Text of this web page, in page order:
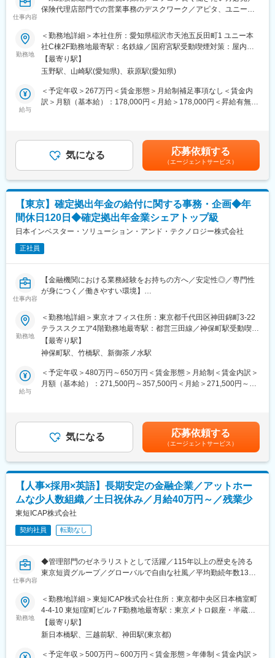
応を行います。実務を通じて、為替や金融の基礎知識が自然と身
につきます。
■業務の魅力
・FXや金融の知識を基礎から学べる
・未経験から専門性のある事務職を目指せる
・一人で抱え込まず、チームで対応できる安心感
■働く環境
業務部は20名体制で、男女比は5：5。20代から60代まで幅広い年
・チームで業務量を調整し、残業が発生しない体制
・マニュアル完備、先輩社員によるマンツーマン指導
・日報を通じて不明点をすぐに解消できる仕組み
■キャリアパス
入社後は事務・サポート業務を通じて金融知識を習得します。経
験を積むことで、対応範囲を広げたり、後輩育成に関わる役割も
担えます。
FX」を運営しています。お客様が安心して取引できる環境づくり
を大切にしています。
す。
変更の範囲：会社の定める業務
仕事内容
保険代理店部門での営業事務のデスクワーク／アピタ、ユニー、
【仕事内容】
金融サービス事業を展開する当社にて、保険代理店業務を支える
事務スタッフを募集します。配属先は保険業務センター。営業活
動ではなく、バックオフィスから事業を支えるデスクワーク中心
のポジションです。
入社後は研修を通じて、保険の基礎知識や業務の流れを一から学
＜主な業務内容＞
社内システムやExcelフォーマットへのデータ入力
契約手続きに関する各種事務サポート
【資格取得について】
入社後は保険に関する資格の取得が必要となりますが、会社とし
て学習面のバックアップ体制を整えています。
また、ファイナンシャルプランナー（FP）や証券外交員などの資
格取得にもチャレンジ可能。お金に関する専門知識が身につき、
日常生活や将来の資産形成にも役立てることができます。
【働きやすい環境】
お子様の急な体調不良や学校行事などにも、無理なくスケジュー
ル調整ができる職場です。
また、オフィス敷地内にはショッピングセンターがあり、業務後
に買い物を済ませることも可能。仕事と生活を両立しやすい環境
【正社員登用について】
年間（2021年～2024年）で8名の正社員登用実績があります。
正社員登用後は、管理職を目指すことも可能です。
変更の範囲：会社の定める業務
勤務地
＜勤務地詳細＞本社住所：愛知県稲沢市天池五反田町1 ユニー本
社C棟2F勤務地最寄駅：名鉄線／国府宮駅受動喫煙対策：屋内全
面禁煙変更の範囲：会社の定める事業所
【最寄り駅】
玉野駅、山崎駅(愛知県)、萩原駅(愛知県)
給与
＜予定年収＞267万円＜賃金形態＞月給制補足事項なし＜賃金内
訳＞月額（基本給）：178,000円＜月給＞178,000円＜昇給有無＞
を通じて上下する可能性があります。月給(月額)は固定手当を含め
た表記です。気になる 応募依頼する
（エージェントサービス）
【東京】確定拠出年金の給付に関する事務・企画◆年
間休日120日◆確定拠出年金業シェアトップ級
日本インベスター・ソリューション・アンド・テクノロジー株式会社
正社員
仕事内容
【金融機関における業務経験をお持ちの方へ／安定性◎／専門性
が身につく／働きやすい環境】
■業務内容
確定拠出年金の給付に関する事務・企画をご担当いただきます。
◇事務
お客さまからの給付金の請求に対して、以下の対応を行います。
（1）支給要件に該当することの確認（これを年金の「裁定」とい
います）
改正や作業手順変更時の教育
※入社後は（1）～（3）を通じて業務を習得していただき、将来
的には（4）の業務とともに、次の企画業務も担っていただきま
◇企画
事務効率化・堅確化・サービス向上のため、以下を行います。
・業務で使用しているシステム、ツール等の改善
・上記改善案件の推進と進捗管理、業務要件定義書の作成、会議
体への付議等
・事務マニュアル整備やお客様向け案内文書及び帳票の改訂
・事務やシステムに変更が発生する場合の、現場目線でのチェッ
クや変更の提案
■ポイント
金の加入者数は年々増加しており、それに伴い給付金に関わる業
務の重要性も増しています。
・お客様の大切な老後資産に直接関わることができるため、やり
がいを感じられる仕事です。
も関わることができます。
勤務地
＜勤務地詳細＞東京オフィス住所：東京都千代田区神田錦町3-22
テラススクエア4階勤務地最寄駅：都営三田線／神保町駅受動喫煙
対策：屋内全面禁煙変更の範囲：会社の定める事業所
【最寄り駅】
神保町駅、竹橋駅、新御茶ノ水駅
給与
＜予定年収＞480万円～650万円＜賃金形態＞月給制＜賃金内訳＞
月額（基本給）：271,500円～357,500円＜月給＞271,500円～
であり、選考を通じて上下する可能性があります。月給(月額)は固
定手当を含めた表記です。
気になる 応募依頼する
（エージェントサービス）
【人事×採用×英語】長期安定の金融企業／アットホー
ムな少人数組織／土日祝休み／月給40万円～／残業少
東短ICAP株式会社
契約社員 転勤なし
仕事内容
◆管理部門のゼネラリストとして活躍／115年以上の歴史を誇る
東京短資グループ／グローバルで自由な社風／平均勤続年数13年
■業務概要
＼将来は会社の採用を担うコアメンバーへ！／
管理部門にて、人事・労務・総務業務をお任せします。入社後は
ジョブローテーションを通じて管理部全体の業務を幅広く経験
し、各業務への理解を深めていただきます。将来的には採用担当
勤務地
＜勤務地詳細＞東短ICAP株式会社住所：東京都中央区日本橋室町
4-4-10 東短I室町ビル７F勤務地最寄駅：東京メトロ銀座・半蔵門
線／三越前駅受動喫煙対策：屋内喫煙可能場所あり変更の範囲：
無
【最寄り駅】
新日本橋駅、三越前駅、神田駅(東京都)
＜予定年収＞500万円～600万円＜賃金形態＞年俸制＜賃金内訳＞